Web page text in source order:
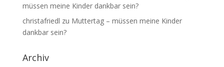
müssen meine Kinder dankbar sein?
christafriedl zu Muttertag – müssen meine Kinder
dankbar sein?
Archiv